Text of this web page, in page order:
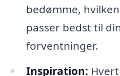
bedømme,
passer bedst til
forventninger.
Inspiration: